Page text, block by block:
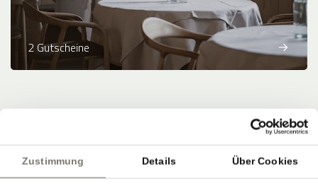
Zustimmung Details Über Cookies
2 Gutscheine
Zahlungsmethoden:
Banküberweisung
powered by